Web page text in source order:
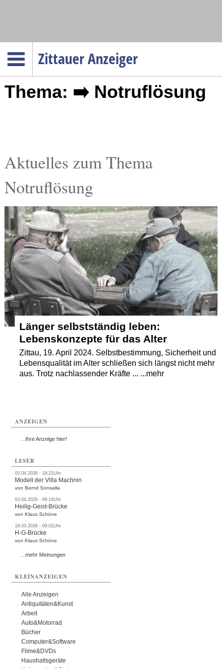
Zittauer Anzeiger
Menüpunkte
Startseite
Verkehr
Gesundheit
Sport
Termine
Kostenlos
Thema: ➡️ Notruflösung
Aktuelles zum Thema
Notruflösung
Länger selbstständig leben:
Lebenskonzepte für das Alter
Zittau, 19. April 2024. Selbstbestimmung, Sicherheit und
Lebensqualität im Alter schließen sich längst nicht mehr
aus. Trotz nachlassender Kräfte ... ...mehr
ANZEIGEN
...Ihre Anzeige hier!
LESER
03.04.2026 - 18:21Uhr
Modell der Villa Machnin
von Bernd Sonsalla
03.04.2026 - 09:16Uhr
Heilig-Geist-Brücke
von Klaus Schöne
19.03.2026 - 09:01Uhr
H-G-Brücke
von Klaus Schöne
...mehr Meinungen
KLEINANZEIGEN
Alle Anzeigen
Antiquitäten&Kunst
Arbeit
Auto&Motorrad
Bücher
Computer&Software
Filme&DVDs
Haushaltsgeräte